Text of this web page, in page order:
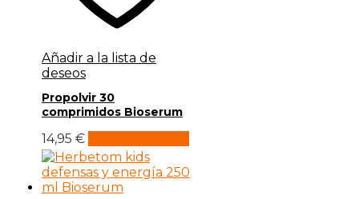
Añadir a la lista de
deseos
Propolvir 30
comprimidos Bioserum
14,95 €